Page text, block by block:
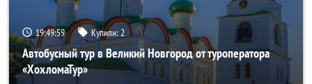
19:49:57 Купили: 2
Автобусный тур в Великий Новгород от туроператора
«ХохломаТур»